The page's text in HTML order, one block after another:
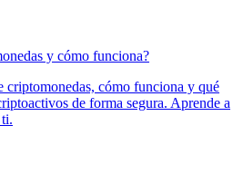
y cómo funciona?
criptomonedas, cómo funciona y qué
de forma segura. Aprende a